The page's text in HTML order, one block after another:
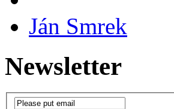
Ján Smrek
Newsletter